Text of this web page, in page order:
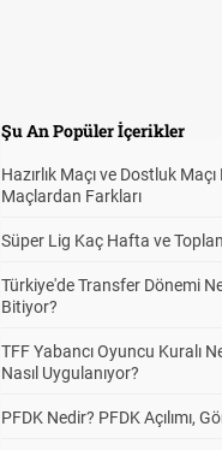
Şu An Popüler İçerikler
Hazırlık Maçı ve Dostluk
Maçlardan Farkları
Süper Lig Kaç Hafta ve
Türkiye'de Transfer Dönemi
Bitiyor?
TFF Yabancı Oyuncu Kuralı
Nasıl Uygulanıyor?
PFDK Nedir? PFDK Açılımı,